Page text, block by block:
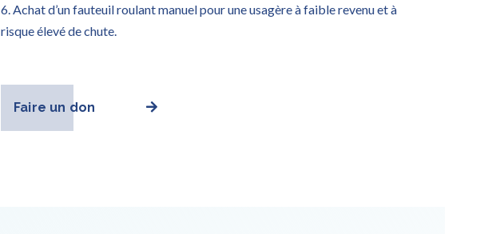
6. Achat d’un fauteuil roulant manuel pour une usagère à faible revenu et à
risque élevé de chute.
Faire un don